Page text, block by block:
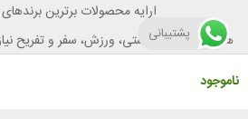
ناموجود
ارایه محصولات برترین برندهای
هر آنچه برای تندرستی، ورزش، سفر و تفریح نیاز
پشتیبانی